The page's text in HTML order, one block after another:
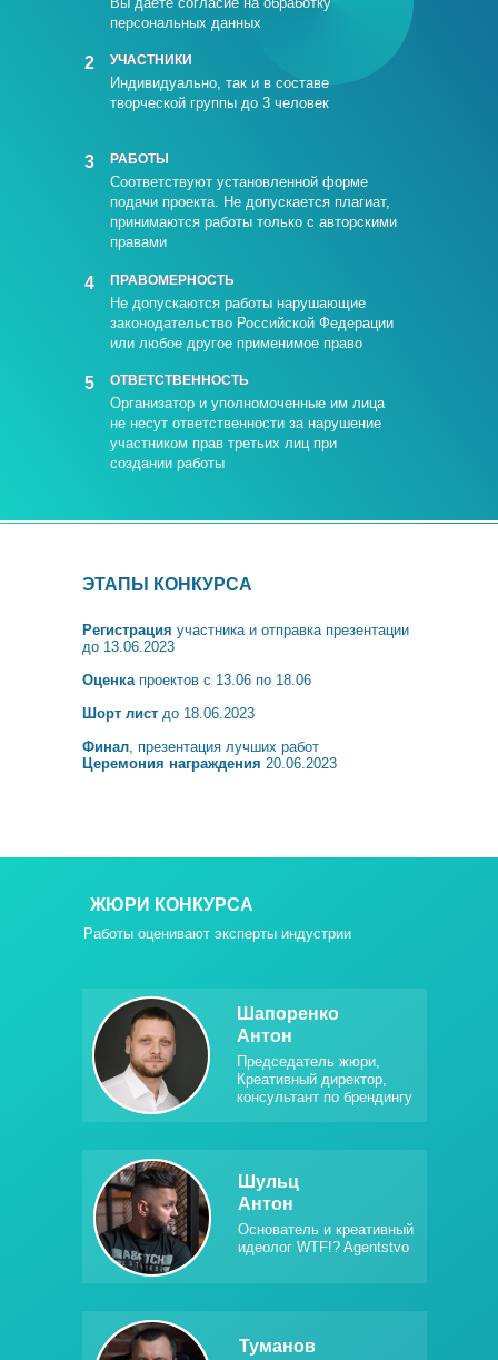
персональных данных
Индивидуально, так и в составе
творческой группы до 3 человек
УЧАСТНИКИ
2
Соответствуют установленной форме
подачи проекта. Не допускается плагиат,
принимаются работы только с авторскими
правами
РАБОТЫ
3
Организатор и уполномоченные им лица
не несут ответственности за нарушение
участником прав третьих лиц при
создании работы
ОТВЕТСТВЕННОСТЬ
5
Не допускаются работы нарушающие
законодательство Российской Федерации
или любое другое применимое право
ПРАВОМЕРНОСТЬ
4
ЭТАПЫ КОНКУРСА
Регистрация участника и отправка презентации
до 13.06.2023
Оценкапроектов с 13.06 по 18.06
Шорт лист до 18.06.2023
Финал, презентация лучших работ
Церемония награждения 20.06.2023
Председатель жюри,
Креативный директор,
консультант по брендингу
Шапоренко
Антон
Основатель и креативный
идеолог WTF!? Agentstvo
Шульц
Антон
Туманов
ЖЮРИ КОНКУРСА
Работы оценивают эксперты индустрии